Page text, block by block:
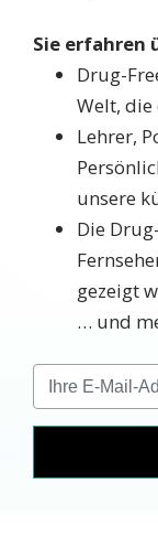
Sie erfahren
Drug-
Welt, die
Lehrer,
unsere
Die
gezeigt
… und